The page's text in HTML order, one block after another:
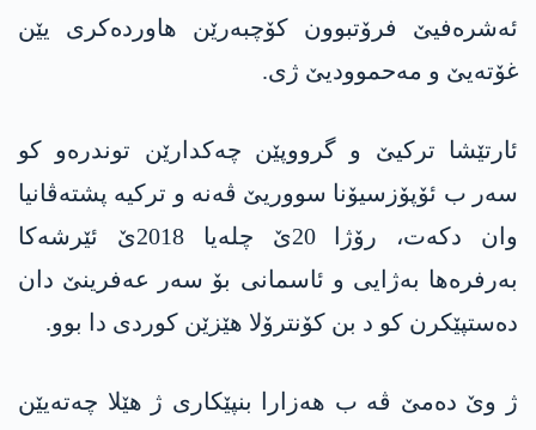
ئەشرەفیێ فرۆتبوون کۆچبەرێن هاوردەکری یێن
غۆته‌یێ و مەحموودیێ ژی.
ئارتێشا ترکیێ و گرووپێن چەکدارێن توندرەو کو
سەر ب ئۆپۆزسیۆنا سووریێ ڤەنە و ترکیە پشتەڤانیا
وان دکەت، رۆژا 20ێ چلەیا 2018ێ ئێرشەکا
بەرفرەها بەژایی و ئاسمانی بۆ سەر عەفرینێ دان
دەستپێکرن کو د بن کۆنترۆلا هێزێن کوردی دا بوو.
ژ وێ ده‌مێ ڤه‌ ب هه‌زارا بنپێكاری ژ هێلا چه‌ته‌یێن